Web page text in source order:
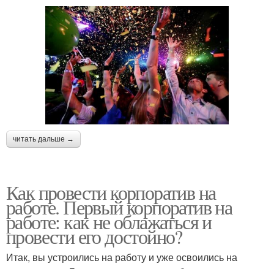
читать дальше →
Как провести корпоратив на
работе. Первый корпоратив на
работе: как не облажаться и
провести его достойно?
Итак, вы устроились на работу и уже освоились на